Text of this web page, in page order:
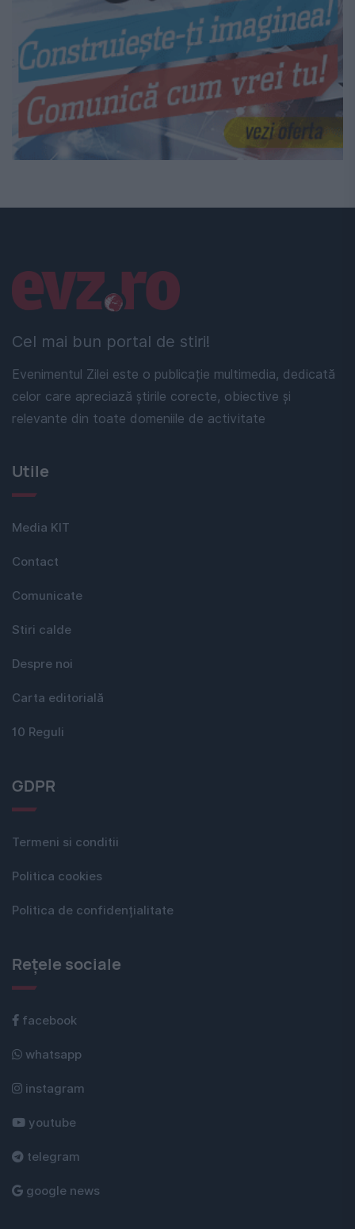
Cel mai bun portal de stiri!
Evenimentul Zilei este o publicație multimedia, dedicată
celor care apreciază știrile corecte, obiective și
relevante din toate domeniile de activitate
Linkuri utile
Utile
Media KIT
Contact
Comunicate
Stiri calde
Despre noi
Carta editorială
10 Reguli
GDPR
Termeni si conditii
Politica cookies
Politica de confidențialitate
Rețele sociale
facebook
whatsapp
instagram
youtube
telegram
google news